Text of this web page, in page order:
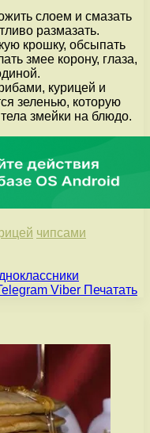
слоем и смазать
размазать.
крошку, обсыпать
змее корону, глаза,
курицей и
зеленью, которую
змейки на блюдо.
чипсами
Viber Печатать